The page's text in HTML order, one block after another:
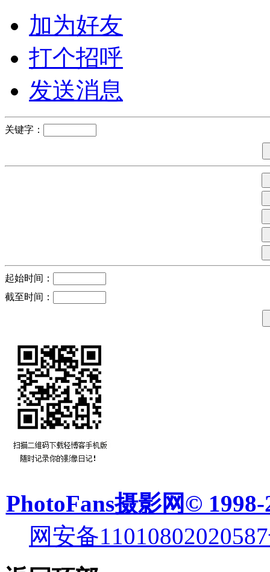
加为好友
打个招呼
发送消息
关键字：
起始时间：
截至时间：
PhotoFans摄影网© 1998-
网安备